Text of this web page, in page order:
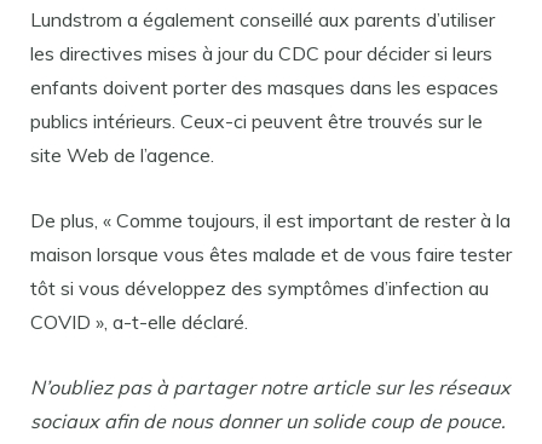
Lundstrom a également conseillé aux parents d’utiliser
les directives mises à jour du CDC pour décider si leurs
enfants doivent porter des masques dans les espaces
publics intérieurs. Ceux-ci peuvent être trouvés sur le
site Web de l’agence.
De plus, « Comme toujours, il est important de rester à la
maison lorsque vous êtes malade et de vous faire tester
tôt si vous développez des symptômes d’infection au
COVID », a-t-elle déclaré.
N’oubliez pas à partager notre article sur les réseaux
sociaux afin de nous donner un solide coup de pouce.